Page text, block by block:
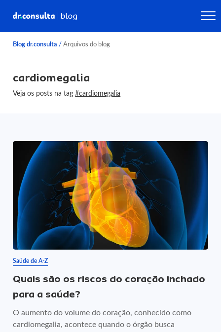
Blog dr.consulta / Arquivos do blog
cardiomegalia
Veja os posts na tag#cardiomegalia
Saúde de A-Z
Quais são os riscos do coração inchado
para a saúde?
O aumento do volume do coração, conhecido como
cardiomegalia, acontece quando o órgão busca